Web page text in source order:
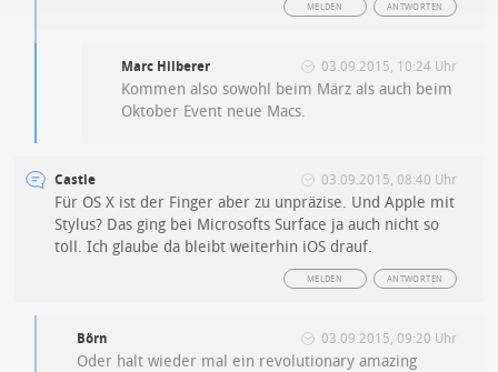
ANTWORTEN
MELDEN
Marc Hilberer 03.09.2015, 10:24 Uhr
Kommen also sowohl beim März als auch beim
Oktober Event neue Macs.
Castle 03.09.2015, 08:40 Uhr
Für OS X ist der Finger aber zu unpräzise. Und Apple mit
Stylus? Das ging bei Microsofts Surface ja auch nicht so
toll. Ich glaube da bleibt weiterhin iOS drauf.
ANTWORTEN
MELDEN
Börn 03.09.2015, 09:20 Uhr
Oder halt wieder mal ein revolutionary amazing